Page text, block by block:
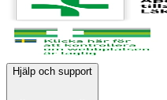
Hjälp och support